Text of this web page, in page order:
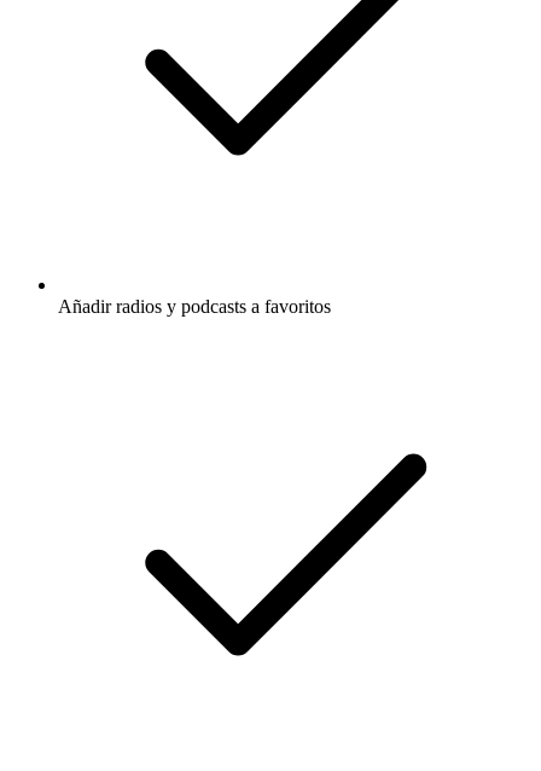
Añadir radios y podcasts a favoritos